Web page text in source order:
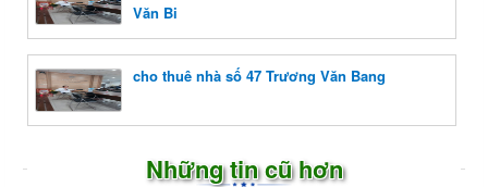
Văn Bi
cho thuê nhà số 47 Trương Văn Bang
Những tin cũ hơn